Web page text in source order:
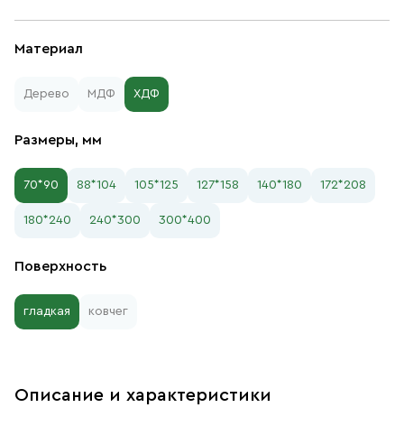
Материал
Дерево МДФ ХДФ
Размеры, мм
70*90 88*104 105*125 127*158 140*180 172*208
180*240 240*300 300*400
Поверхность
гладкая ковчег
Описание и характеристики